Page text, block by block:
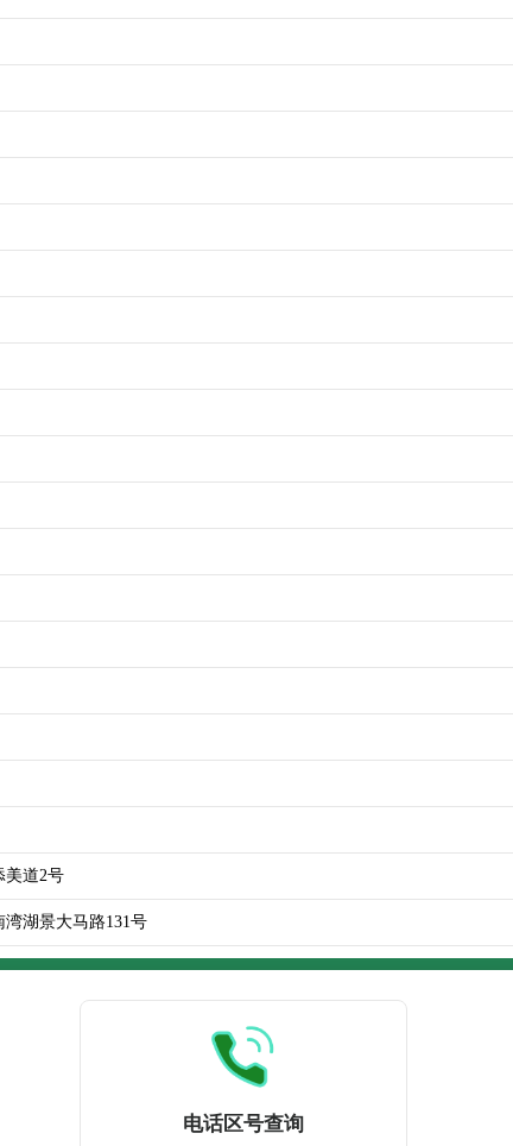
美道2号
湖景大马路131号
电话区号查询